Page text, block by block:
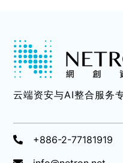
云端资安与AI整合服务
+886-2-77181919